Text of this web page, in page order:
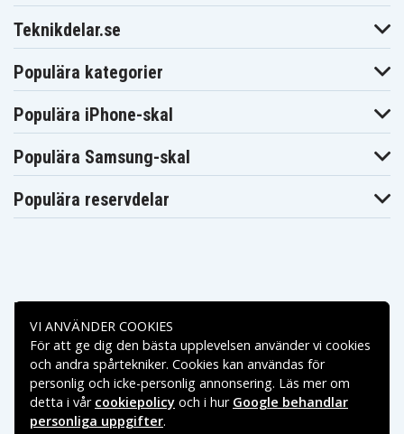
Teknikdelar.se
Populära kategorier
Populära iPhone-skal
Populära Samsung-skal
Populära reservdelar
Betalningsalternativ
Leveransalternativ
VI ANVÄNDER COOKIES
För att ge dig den bästa upplevelsen använder vi cookies
och andra spårtekniker. Cookies kan användas för
personlig och icke-personlig annonsering. Läs mer om
detta i vår cookiepolicy och i hur Google behandlar
personliga uppgifter.